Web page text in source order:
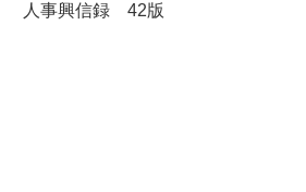
人事興信録 42版